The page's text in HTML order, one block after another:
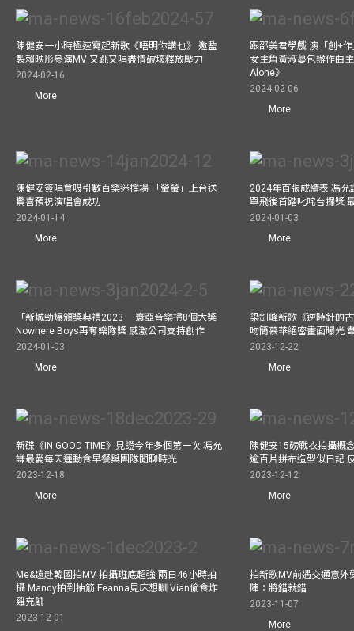
陳健安一小時極速寫起新歌《唔明你講乜》 邀監
製賴映彤參演MV 又跳又唱盡情破壞釋放壓力
2024-02-16
More
跟邵美君學戲 演「創+
女主角黃淑蔓包辦作曲
Alone》
2024-02-06
More
陳健安簽唱會吸引數百樂迷撐場 「螢螢」上台送
驚喜預祝演唱會成功
2024-01-14
More
2024年首張成績表 馮允
單飛後首踏叱咤台攞獎
2024-01-03
More
「新城勁爆頒獎典禮2023」 寰亞音樂掃8個大獎
Nowhere Boys再奪樂隊獎 感激公司支持創作
2024-01-03
More
梁釗峰新歌《逆時針的
吻簡慕華絕密畫面曝光
2023-12-22
More
新碟《IN GOOD TIME》見證今年多個第一次 馮允
謙最愛每天運動食早餐與團隊閒聊時光
2023-12-18
More
陳健安15磅戰衣拍攝概
逾百片拼布造型似日記
2023-12-12
More
Me&遠赴韓國拍MV 拍攝班底超強 兩日46小時拍
攝 Mandy拍到抽筋 Feanna見床想瞓 Vian偷食炸
雞充飢
2023-12-01
拍新歌MV前遇交通意外
陣：將錯就錯
2023-11-07
More